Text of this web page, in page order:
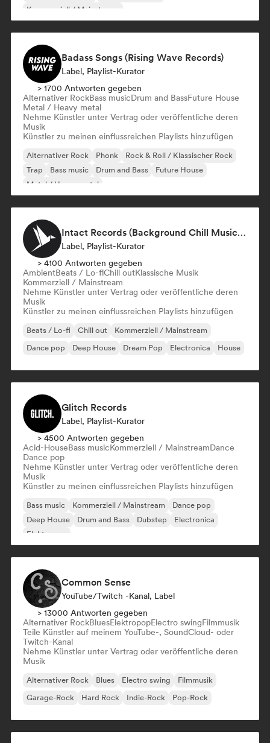
Kommerziell / Mainstream
Badass Songs (Rising Wave Records)
Label, Playlist-Kurator
> 1700 Antworten gegeben
Alternativer RockBass musicDrum and BassFuture House
Metal / Heavy metal
Nehme Künstler unter Vertrag oder veröffentliche deren
Musik
Künstler zu meinen einflussreichen Playlists hinzufügen
Alternativer Rock Phonk
Rock & Roll / Klassischer Rock
Trap
Bass music Drum and Bass
Future House
Metal / Heavy metal
Intact Records (Background Chill Music & Good Vibes On The Road)
Label, Playlist-Kurator
> 4100 Antworten gegeben
AmbientBeats / Lo-fiChill outKlassische Musik
Kommerziell / Mainstream
Nehme Künstler unter Vertrag oder veröffentliche deren
Musik
Künstler zu meinen einflussreichen Playlists hinzufügen
Beats / Lo-fi Chill out
Kommerziell / Mainstream
Dance pop
Deep House Dream Pop Electronica House
Glitch Records
Label, Playlist-Kurator
> 4500 Antworten gegeben
Acid-HouseBass musicKommerziell / MainstreamDance
Dance pop
Nehme Künstler unter Vertrag oder veröffentliche deren
Musik
Künstler zu meinen einflussreichen Playlists hinzufügen
Bass music Kommerziell / Mainstream
Dance pop
Deep House
Drum and Bass Dubstep
Electronica
Elektropop
Common Sense
YouTube/Twitch -Kanal, Label
> 13000 Antworten gegeben
Alternativer RockBluesElektropopElectro swingFilmmusik
Teile Künstler auf meinem YouTube-, SoundCloud- oder
Twitch-Kanal
Nehme Künstler unter Vertrag oder veröffentliche deren
Musik
Alternativer Rock Blues Electro swing
Filmmusik
Garage-Rock
Hard Rock Indie-Rock Pop-Rock